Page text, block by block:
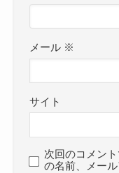
メール ※
サイト
次回のコメン
の名前、メー